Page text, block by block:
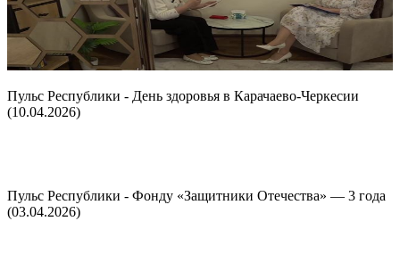
Пульс Республики - День здоровья в Карачаево-Черкесии
(10.04.2026)
Пульс Республики - Фонду «Защитники Отечества» — 3 года
(03.04.2026)